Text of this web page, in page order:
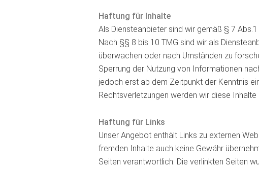
Haftung für Inhalte
Als Diensteanbieter sind wir gemäß § 7
Nach §§ 8 bis 10 TMG sind wir als
überwachen oder nach Umständen zu
Sperrung der Nutzung von Informationen
jedoch erst ab dem Zeitpunkt der Kenntnis
Rechtsverletzungen werden wir diese Inhalte
Haftung für Links
Unser Angebot enthält Links zu externen
fremden Inhalte auch keine Gewähr
Seiten verantwortlich. Die verlinkten Seiten